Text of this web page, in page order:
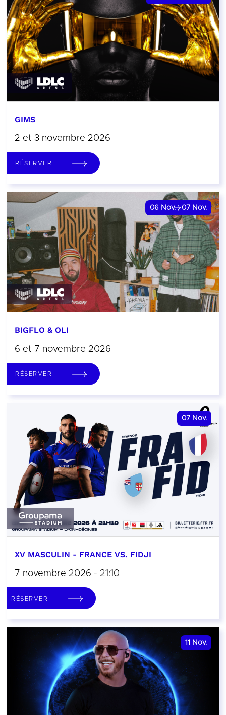
GIMS
2 et 3 novembre 2026
RÉSERVER
06 Nov. 07 Nov.
BIGFLO & OLI
6 et 7 novembre 2026
RÉSERVER
07 Nov.
XV MASCULIN - FRANCE VS. FIDJI
7 novembre 2026 - 21:10
RÉSERVER
11 Nov.